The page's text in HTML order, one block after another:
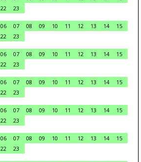
22
23
06 07 08 09 10 11 12 13 14
15
22
23
06 07 08 09 10 11 12 13 14
15
22
23
06 07 08 09 10 11 12 13 14
15
22
23
06 07 08 09 10 11 12 13 14
15
22
23
06 07 08 09 10 11 12 13 14
15
22
23